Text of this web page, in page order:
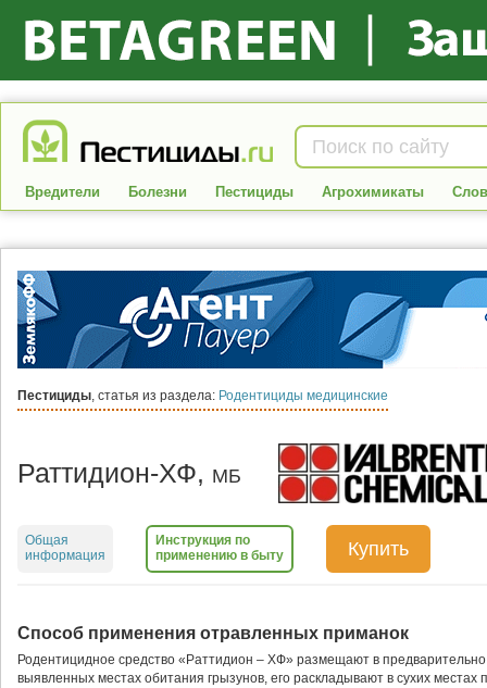
Вредители Болезни Пестициды Агрохимикаты
Пестициды, статья из раздела: Родентициды медицинские
Раттидион-ХФ, МБ
Общая
информация
Инструкция по
применению в быту
Купить
Способ применения отравленных приманок
Родентицидное средство «Раттидион – ХФ» размещают в предварительно
выявленных местах обитания грызунов, его раскладывают в сухих местах